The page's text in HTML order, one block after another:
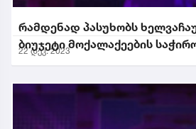
რამდენად პასუხობს ხელვაჩაურის
ბიუჯეტი მოქალაქეების
22 დეკ. 2023